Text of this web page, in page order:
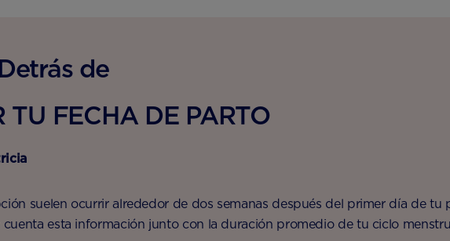
de
TU FECHA DE PARTO
suelen ocurrir alrededor de dos semanas después del primer día de
cuenta esta información junto con la duración promedio de tu ciclo